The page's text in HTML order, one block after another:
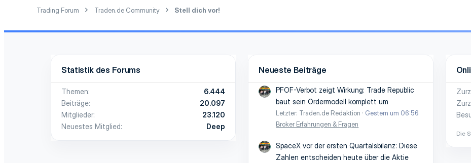
Trading Forum Traden.de Community Stell dich vor!
Statistik des Forums
Themen
6.444
Beiträge
20.097
Mitglieder
23.120
Neuestes Mitglied
Deep
Neueste Beiträge
PFOF-Verbot zeigt Wirkung: Trade Republic
baut sein Ordermodell komplett um
Letzter: Traden.de Redaktion
Gestern um 06:56
Broker Erfahrungen & Fragen
SpaceX vor der ersten Quartalsbilanz: Diese
Zahlen entscheiden heute über die Aktie
Die